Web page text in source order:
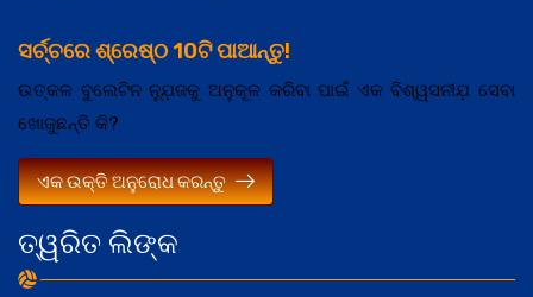
ତ୍ୱରିତ ଲିଙ୍କ
ସର୍ଚ୍ଚରେ ଶ୍ରେଷ୍ଠ 10ଟି ପାଆନ୍ତୁ!
ଉତ୍କଳ ବୁଲେଟିନ ନ୍ଯ଼ୁଜକୁ ଅନୁକୂଳ କରିବା ପାଇଁ ଏକ ବିଶ୍ୱସନୀଯ଼ ସେବା
ଖୋଜୁଛନ୍ତି କି?
ଏକ ଉକ୍ତି ଅନୁରୋଧ କରନ୍ତୁ